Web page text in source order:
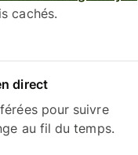
cachés.
direct
pour suivre
au fil du temps.